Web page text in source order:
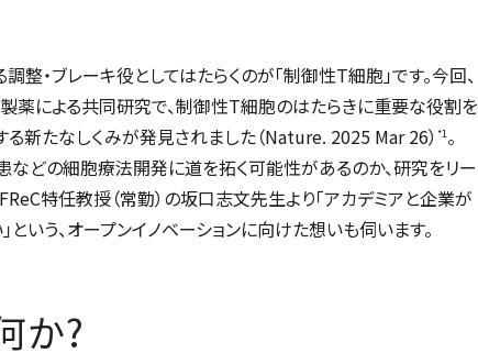
・ブレーキ役としてはたらくのが「制御性T細胞」です。今回、
薬による共同研究で、制御性T細胞のはたらきに重要な役割を
る新たなしくみが発見されました（Nature. 2025 Mar 26） *1 。
などの細胞療法開発に道を拓く可能性があるのか、研究をリー
特任教授（常勤）の坂口志文先生より「アカデミアと企業が
いう、オープンイノベーションに向けた想いも伺います。
か?